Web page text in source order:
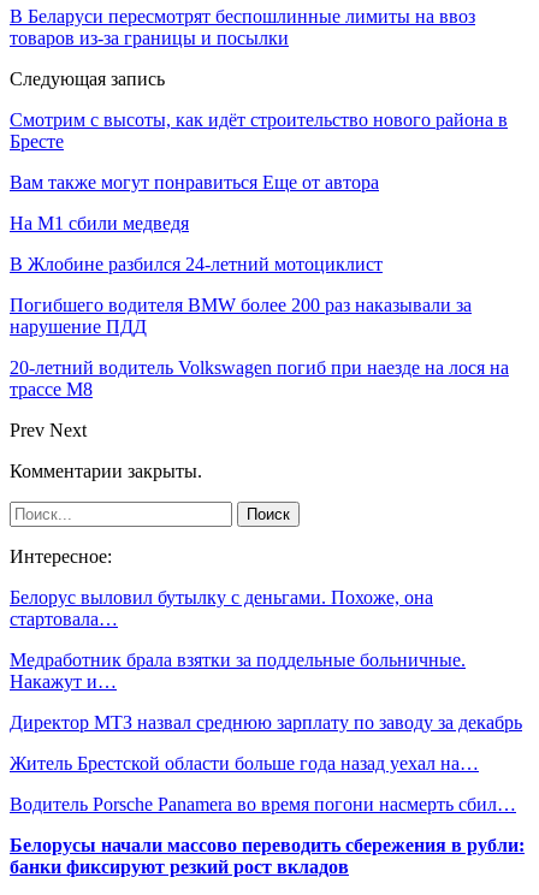
В Беларуси пересмотрят беспошлинные лимиты на ввоз
товаров из-за границы и посылки
Следующая запись
Смотрим с высоты, как идёт строительство нового района в
Бресте
Вам также могут понравиться Еще от автора
На М1 сбили медведя
В Жлобине разбился 24-летний мотоциклист
Погибшего водителя BMW более 200 раз наказывали за
нарушение ПДД
20-летний водитель Volkswagen погиб при наезде на лося на
трассе М8
Prev Next
Комментарии закрыты.
Интересное:
Белорус выловил бутылку с деньгами. Похоже, она
стартовала…
Медработник брала взятки за поддельные больничные.
Накажут и…
Директор МТЗ назвал среднюю зарплату по заводу за декабрь
Житель Брестской области больше года назад уехал на…
Водитель Porsche Panamera во время погони насмерть сбил…
Белорусы начали массово переводить сбережения в рубли:
банки фиксируют резкий рост вкладов